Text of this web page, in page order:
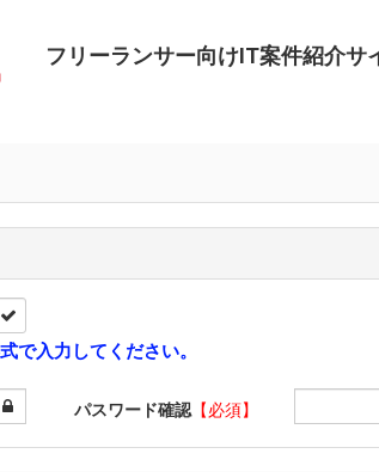
フリーランサー向けIT案件紹介サ
で入力してください。
パスワード確認【必須】